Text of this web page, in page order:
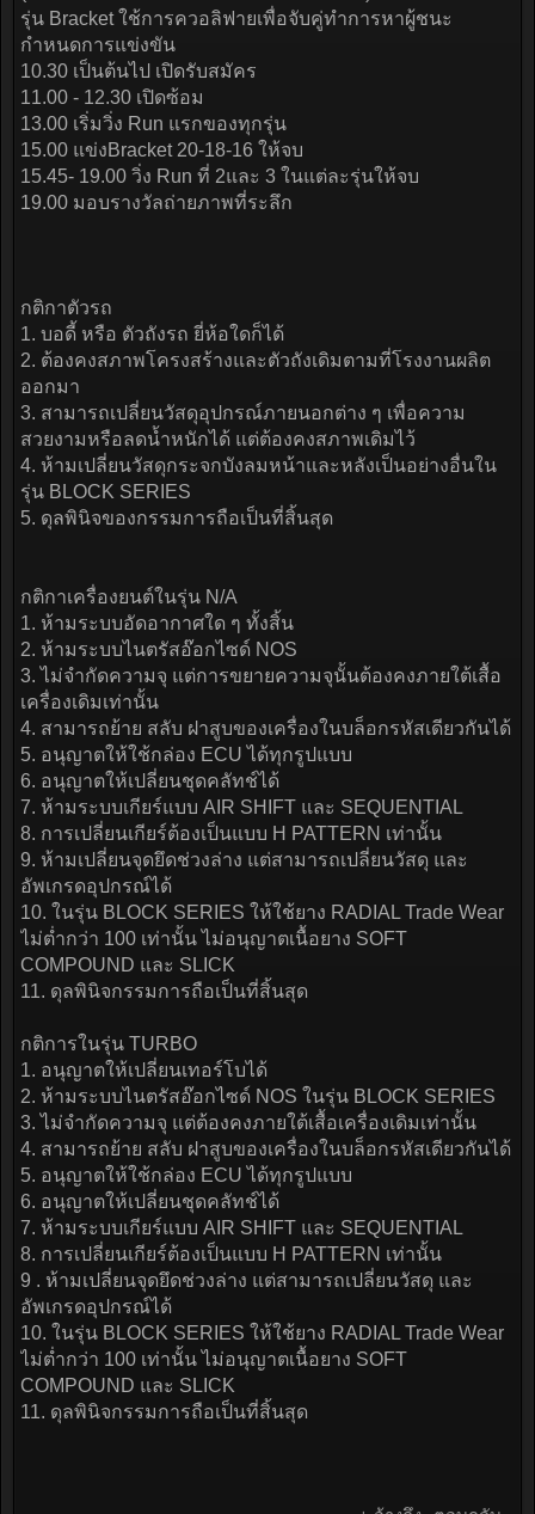
รุ่น Bracket ใช้การควอลิฟายเพื่อจับคู่ทำการหาผู้ชนะ
กำหนดการแข่งขัน
10.30 เป็นต้นไป เปิดรับสมัคร
11.00 - 12.30 เปิดซ้อม
13.00 เริ่มวิ่ง Run แรกของทุกรุ่น
15.00 แข่งBracket 20-18-16 ให้จบ
15.45- 19.00 วิ่ง Run ที่ 2และ 3 ในแต่ละรุ่นให้จบ
19.00 มอบรางวัลถ่ายภาพที่ระลึก
กติกาตัวรถ
1. บอดี้ หรือ ตัวถังรถ ยี่ห้อใดก็ได้
2. ต้องคงสภาพโครงสร้างและตัวถังเดิมตามที่โรงงานผลิต
ออกมา
3. สามารถเปลี่ยนวัสดุอุปกรณ์ภายนอกต่าง ๆ เพื่อความ
สวยงามหรือลดน้ำหนักได้ แต่ต้องคงสภาพเดิมไว้
4. ห้ามเปลี่ยนวัสดุกระจกบังลมหน้าและหลังเป็นอย่างอื่นใน
รุ่น BLOCK SERIES
5. ดุลพินิจของกรรมการถือเป็นที่สิ้นสุด
กติกาเครื่องยนต์ในรุ่น N/A
1. ห้ามระบบอัดอากาศใด ๆ ทั้งสิ้น
2. ห้ามระบบไนตรัสอ๊อกไซด์ NOS
3. ไม่จำกัดความจุ แต่การขยายความจุนั้นต้องคงภายใต้เสื้อ
เครื่องเดิมเท่านั้น
4. สามารถย้าย สลับ ฝาสูบของเครื่องในบล็อกรหัสเดียวกันได้
5. อนุญาตให้ใช้กล่อง ECU ได้ทุกรูปแบบ
6. อนุญาตให้เปลี่ยนชุดคลัทช์ได้
7. ห้ามระบบเกียร์แบบ AIR SHIFT และ SEQUENTIAL
8. การเปลี่ยนเกียร์ต้องเป็นแบบ H PATTERN เท่านั้น
9. ห้ามเปลี่ยนจุดยึดช่วงล่าง แต่สามารถเปลี่ยนวัสดุ และ
อัพเกรดอุปกรณ์ได้
10. ในรุ่น BLOCK SERIES ให้ใช้ยาง RADIAL Trade Wear
ไม่ต่ำกว่า 100 เท่านั้น ไม่อนุญาตเนื้อยาง SOFT
COMPOUND และ SLICK
11. ดุลพินิจกรรมการถือเป็นที่สิ้นสุด
กติการในรุ่น TURBO
1. อนุญาตให้เปลี่ยนเทอร์โบได้
2. ห้ามระบบไนตรัสอ๊อกไซด์ NOS ในรุ่น BLOCK SERIES
3. ไม่จำกัดความจุ แต่ต้องคงภายใต้เสื้อเครื่องเดิมเท่านั้น
4. สามารถย้าย สลับ ฝาสูบของเครื่องในบล็อกรหัสเดียวกันได้
5. อนุญาตให้ใช้กล่อง ECU ได้ทุกรูปแบบ
6. อนุญาตให้เปลี่ยนชุดคลัทช์ได้
7. ห้ามระบบเกียร์แบบ AIR SHIFT และ SEQUENTIAL
8. การเปลี่ยนเกียร์ต้องเป็นแบบ H PATTERN เท่านั้น
9 . ห้ามเปลี่ยนจุดยึดช่วงล่าง แต่สามารถเปลี่ยนวัสดุ และ
อัพเกรดอุปกรณ์ได้
10. ในรุ่น BLOCK SERIES ให้ใช้ยาง RADIAL Trade Wear
ไม่ต่ำกว่า 100 เท่านั้น ไม่อนุญาตเนื้อยาง SOFT
COMPOUND และ SLICK
11. ดุลพินิจกรรมการถือเป็นที่สิ้นสุด